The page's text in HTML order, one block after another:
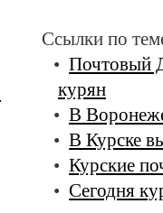
Ссылки по
Почтовый
курян
В
В Курске
Курские
Сегодня